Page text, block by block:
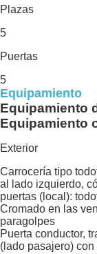
Plazas
5
Puertas
5
Equipamiento
Equipamiento
Equipamiento
Exterior
Carrocería tipo
al lado izquierdo,
puertas (local):
Cromado en las
paragolpes
Puerta conductor,
(lado pasajero)